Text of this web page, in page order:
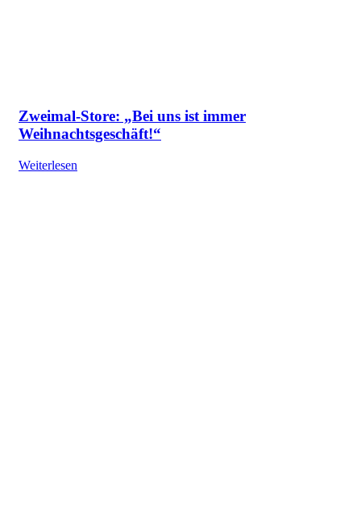
Zweimal-Store: „Bei uns ist immer
Weihnachtsgeschäft!“
Weiterlesen